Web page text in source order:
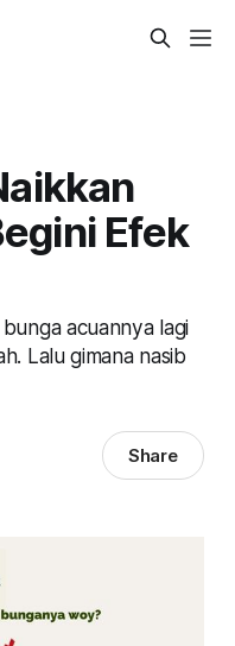
Efek
acuannya lagi
Lalu gimana nasib
Share